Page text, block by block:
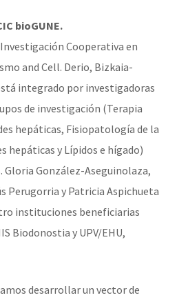
bioGUNE.
Cooperativa en
and Cell. Derio, Bizkaia-
integrado por investigadoras
de investigación (Terapia
hepáticas, Fisiopatología de la
hepáticas y Lípidos e hígado)
Gloria González-Aseguinolaza,
Perugorria y Patricia Aspichueta
instituciones beneficiarias
Biodonostia y UPV/EHU,
desarrollar un vector de